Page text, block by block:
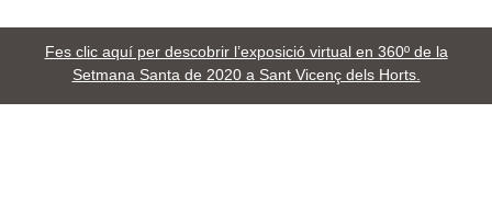
Fes clic aquí per descobrir l’exposició virtual en 360º de la
Setmana Santa de 2020 a Sant Vicenç dels Horts.